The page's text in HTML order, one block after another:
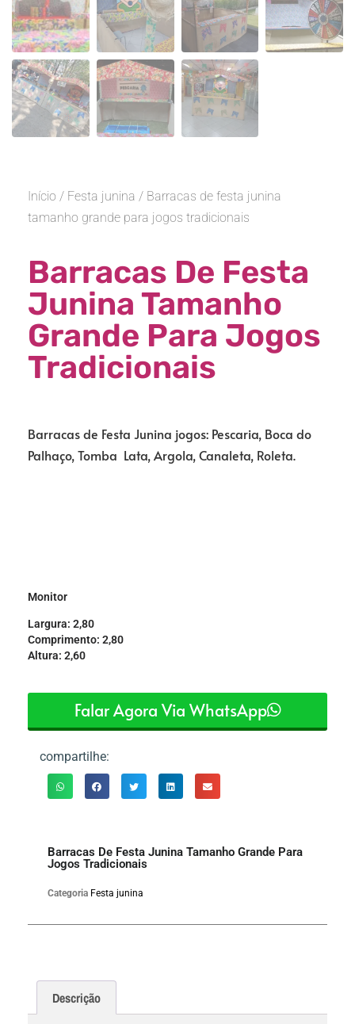
Início / Festa junina / Barracas de festa junina
tamanho grande para jogos tradicionais
Barracas De Festa
Junina Tamanho
Grande Para Jogos
Tradicionais
Barracas de Festa Junina jogos: Pescaria, Boca do
Palhaço, Tomba Lata, Argola, Canaleta, Roleta.
Monitor
Largura: 2,80
Comprimento: 2,80
Altura: 2,60
Falar Agora Via WhatsApp
compartilhe:
Barracas De Festa Junina Tamanho Grande Para
Jogos Tradicionais
Categoria Festa junina
Descrição